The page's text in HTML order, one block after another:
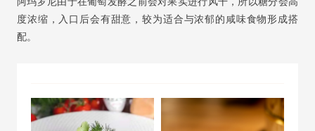
度浓缩，入口后会有甜意，较为适合与浓郁的咸味食物形成搭
配。